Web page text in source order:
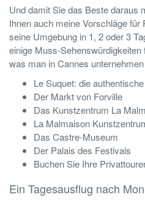
Und damit Sie das Beste daraus
Ihnen auch meine Vorschläge
seine Umgebung in 1, 2 oder 3
einige Muss-Sehenswürdigkeiten
was man in Cannes
Le Suquet: die
Der Markt von Forville
Das Kunstzentrum La
La Malmaison
Das Castre-Museum
Der Palais des Festivals
Buchen Sie Ihre
Ein Tagesausflug nach